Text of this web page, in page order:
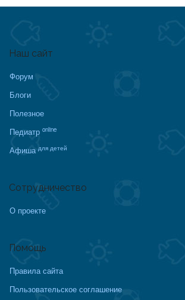
Наш сайт
Форум
Блоги
Полезное
Педиатр online
Афиша для детей
Сотрудничество
О проекте
Помощь
Правила сайта
Пользовательское соглашение